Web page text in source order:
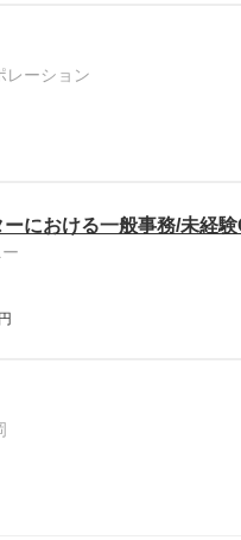
レーション
ーにおける一般事務/未経